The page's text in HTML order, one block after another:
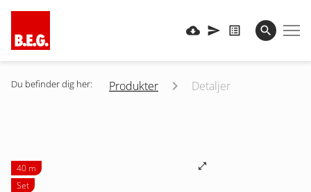
Du befinder dig her: Produkter Detaljer
40 m
Set